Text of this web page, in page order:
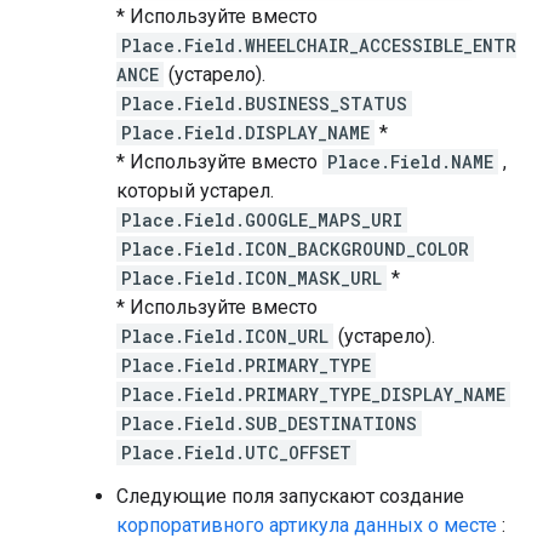
* Используйте вместо
Place.Field.WHEELCHAIR_ACCESSIBLE_ENTR
ANCE (устарело).
Place.Field.BUSINESS_STATUS
Place.Field.DISPLAY_NAME *
* Используйте вместо Place.Field.NAME ,
который устарел.
Place.Field.GOOGLE_MAPS_URI
Place.Field.ICON_BACKGROUND_COLOR
Place.Field.ICON_MASK_URL *
* Используйте вместо
Place.Field.ICON_URL (устарело).
Place.Field.PRIMARY_TYPE
Place.Field.PRIMARY_TYPE_DISPLAY_NAME
Place.Field.SUB_DESTINATIONS
Place.Field.UTC_OFFSET
Следующие поля запускают создание
корпоративного артикула данных о месте :